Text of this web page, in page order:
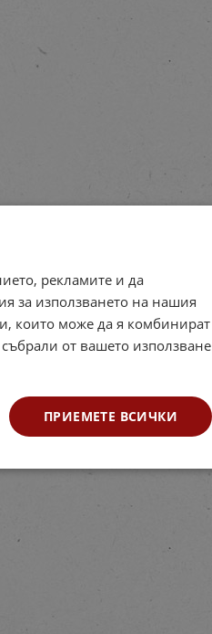
рекламите и да
за използването на нашия
които може да я комбинират
от вашето използване
ПРИЕМЕТЕ ВСИЧКИ